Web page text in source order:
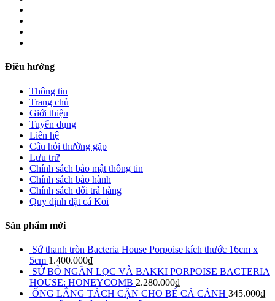
Điều hướng
Thông tin
Trang chủ
Giới thiệu
Tuyển dụng
Liên hệ
Câu hỏi thường gặp
Lưu trữ
Chính sách bảo mật thông tin
Chính sách bảo hành
Chính sách đổi trả hàng
Quy định đặt cá Koi
Sản phẩm mới
Sứ thanh tròn Bacteria House Porpoise kích thước 16cm x
5cm 1.400.000₫
SỨ BỎ NGĂN LỌC VÀ BAKKI PORPOISE BACTERIA
HOUSE: HONEYCOMB 2.280.000₫
ỐNG LẮNG TÁCH CẶN CHO BỂ CÁ CẢNH 345.000₫